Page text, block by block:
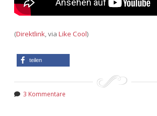
(Direktlink, via Like Cool)
teilen
3 Kommentare